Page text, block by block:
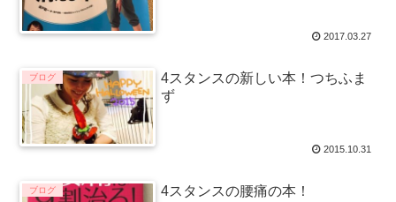
2017.03.27
ブログ
4スタンスの新しい本！つちふま
ず
2015.10.31
ブログ 4スタンスの腰痛の本！